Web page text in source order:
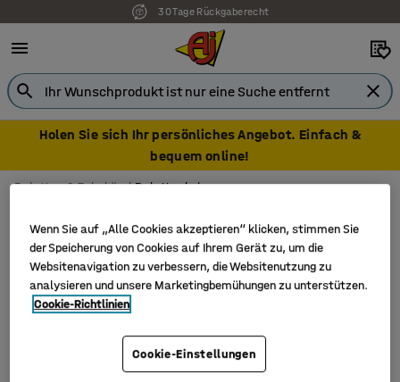
30 Tage Rückgaberecht
Holen Sie sich Ihr persönliches Angebot. Einfach &
bequem online!
Paletten & Zubehör Palettenbeine
Filter
Wenn Sie auf „Alle Cookies akzeptieren“ klicken, stimmen Sie
der Speicherung von Cookies auf Ihrem Gerät zu, um die
Websitenavigation zu verbessern, die Websitenutzung zu
analysieren und unsere Marketingbemühungen zu unterstützen.
Cookie-Richtlinien
Cookie-Einstellungen